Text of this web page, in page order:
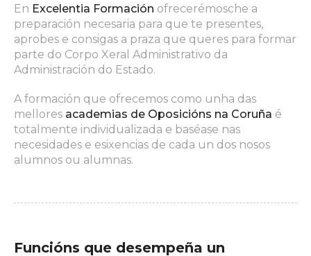
En Excelentia Formación ofrecerémosche a
preparación necesaria para que te presentes,
aprobes e consigas a praza que queres para formar
parte do Corpo Xeral Administrativo da
Administración do Estado.
A formación que ofrecemos como unha das
mellores academias de Oposicións na Coruña é
totalmente individualizada e baséase nas
necesidades e esixencias de cada un dos nosos
alumnos ou alumnas.
Funcións que desempeña un